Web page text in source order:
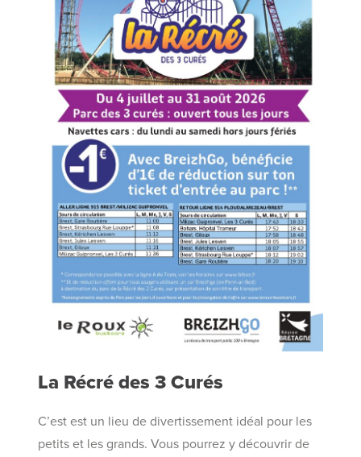
La Récré des 3 Curés
C’est est un lieu de divertissement idéal pour les
petits et les grands. Vous pourrez y découvrir de